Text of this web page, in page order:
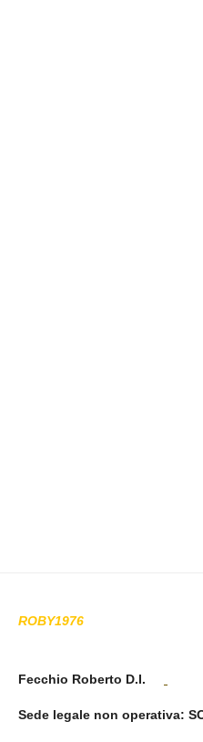
ROBY1976
Fecchio Roberto D.I.
Sede legale non operativa: